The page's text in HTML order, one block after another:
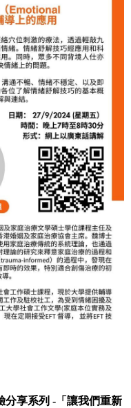
分享系列 - 「讓我們重新